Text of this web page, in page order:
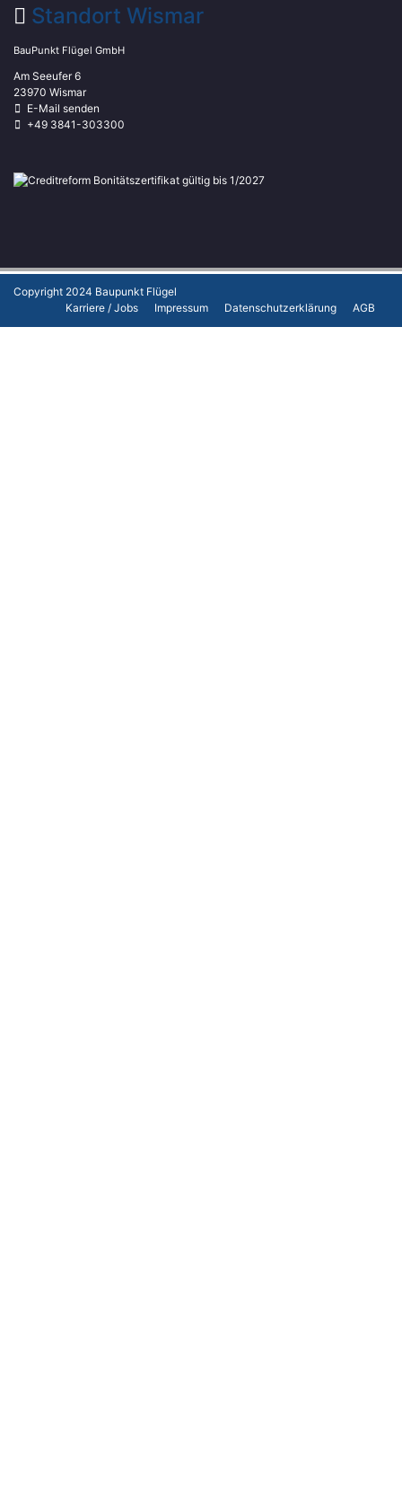
Standort Wismar
BauPunkt Flügel GmbH
Am Seeufer 6
23970 Wismar
E-Mail senden
+49 3841-303300
Copyright 2024 Baupunkt Flügel
Karriere / Jobs
Impressum Datenschutzerklärung AGB